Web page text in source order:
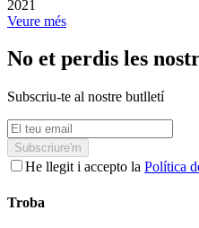
2021
Veure més
No et perdis les
Subscriu-te al nostre butlletí
Subscriure'm
He llegit i accepto la Política
Troba